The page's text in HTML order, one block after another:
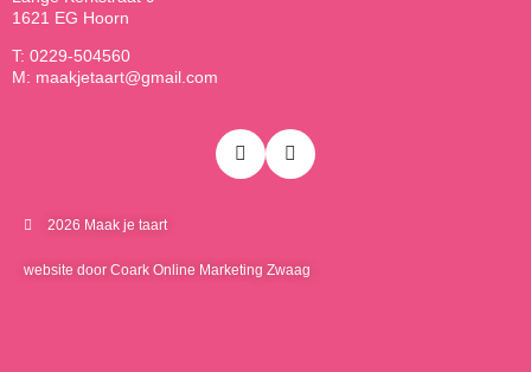
1621 EG Hoorn
T: 0229-504560
M: maakjetaart@gmail.com
2026 Maak je taart
website door Coark Online Marketing Zwaag